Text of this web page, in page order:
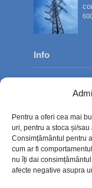
Pentru a oferi cea mai
uri, pentru a stoca și/
Consimțământul pentru
cum ar fi
nu îți dai
afecte negative asupra
Info
Contact
Politica de
Politică